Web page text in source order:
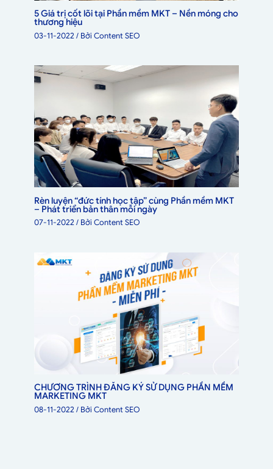
5 Giá trị cốt lõi tại Phần mềm MKT – Nền móng cho
thương hiệu
03-11-2022/ BởiContent SEO
Rèn luyện “đức tính học tập” cùng Phần mềm MKT
– Phát triển bản thân mỗi ngày
07-11-2022/ BởiContent SEO
CHƯƠNG TRÌNH ĐĂNG KÝ SỬ DỤNG PHẦN MỀM
MARKETING MKT
08-11-2022/ BởiContent SEO